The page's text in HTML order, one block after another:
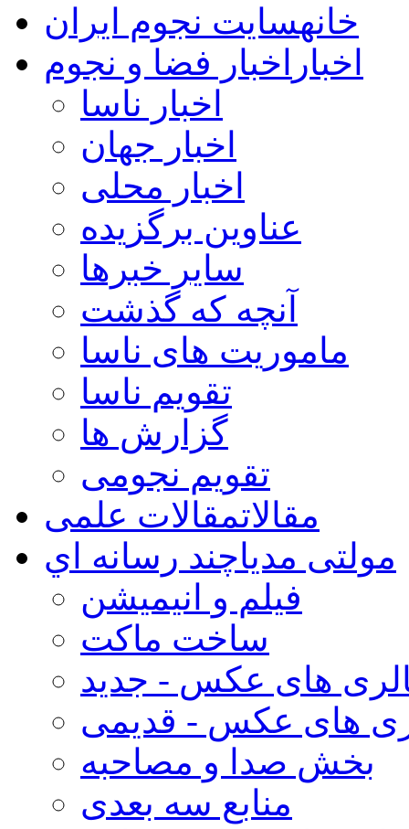
خانهسایت نجوم ایران
اخبار اخبار فضا و نجوم
اخبار ناسا
اخبار جهان
اخبار محلی
عناوین برگزیده
سایر خبرها
آنچه که گذشت
ماموریت های ناسا
تقویم ناسا
گزارش ها
تقویم نجومی
مقالاتمقالات علمی
مولتی مدیاچند رسانه اي
فیلم و انیمیشن
ساخت ماکت
های عکس - جدید
های عکس - قدیمی
بخش صدا و مصاحبه
منابع سه بعدی